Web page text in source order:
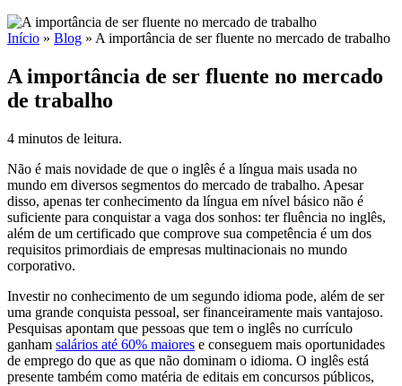
Início » Blog » A importância de ser fluente no mercado de trabalho
A importância de ser fluente no mercado
de trabalho
4 minutos de leitura.
Não é mais novidade de que o inglês é a língua mais usada no
mundo em diversos segmentos do mercado de trabalho. Apesar
disso, apenas ter conhecimento da língua em nível básico não é
suficiente para conquistar a vaga dos sonhos: ter fluência no inglês,
além de um certificado que comprove sua competência é um dos
requisitos primordiais de empresas multinacionais no mundo
corporativo.
Investir no conhecimento de um segundo idioma pode, além de ser
uma grande conquista pessoal, ser financeiramente mais vantajoso.
Pesquisas apontam que pessoas que tem o inglês no currículo
ganham salários até 60% maiores e conseguem mais oportunidades
de emprego do que as que não dominam o idioma. O inglês está
presente também como matéria de editais em concursos públicos,